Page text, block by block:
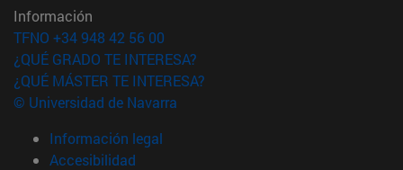
Información
TFNO +34 948 42 56 00
¿QUÉ GRADO TE INTERESA?
¿QUÉ MÁSTER TE INTERESA?
© Universidad de Navarra
Información legal
Accesibilidad